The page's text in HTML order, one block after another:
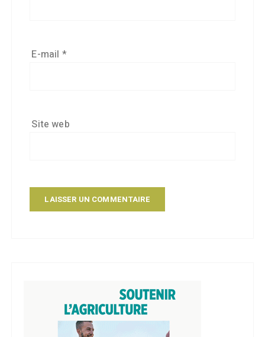
E-mail *
Site web